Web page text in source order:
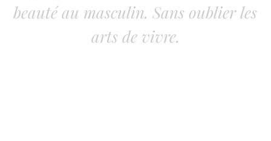
beauté au masculin. Sans oublier les
arts de vivre.